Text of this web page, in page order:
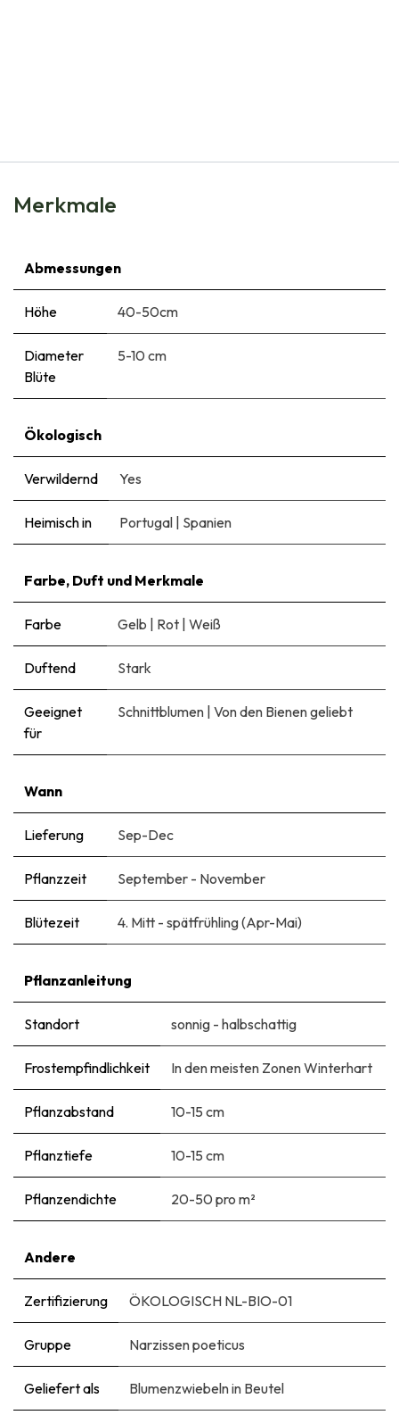
Merkmale
Abmessungen
Höhe 40-50cm
Diameter
Blüte
5-10 cm
Ökologisch
Verwildernd Yes
Heimisch in Portugal | Spanien
Farbe, Duft und Merkmale
Farbe Gelb | Rot | Weiß
Duftend Stark
Geeignet
für
Schnittblumen | Von den Bienen geliebt
Wann
Lieferung Sep-Dec
Pflanzzeit September - November
Blütezeit 4. Mitt - spätfrühling (Apr-Mai)
Pflanzanleitung
Standort sonnig - halbschattig
Frostempfindlichkeit In den meisten Zonen Winterhart
Pflanzabstand 10-15 cm
Pflanztiefe 10-15 cm
Pflanzendichte 20-50 pro m²
Andere
Zertifizierung ÖKOLOGISCH NL-BIO-01
Gruppe Narzissen poeticus
Geliefert als Blumenzwiebeln in Beutel